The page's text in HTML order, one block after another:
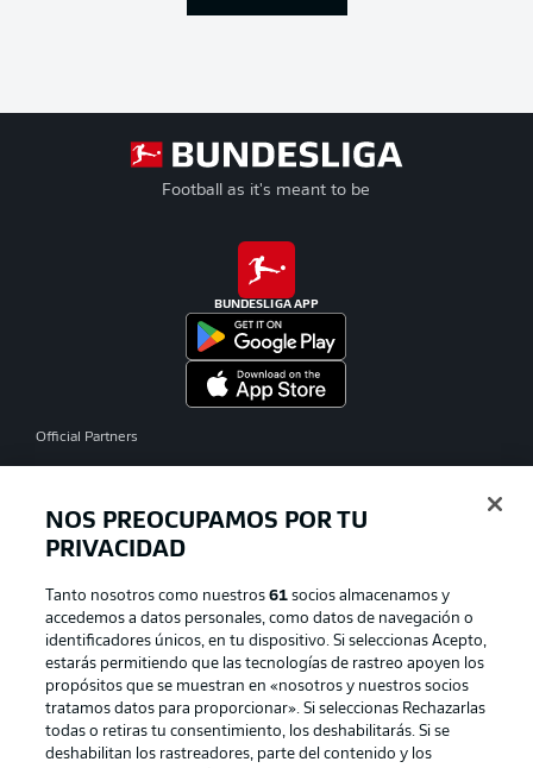
Football as it's meant to be
BUNDESLIGA APP
Official Partners
Publicidad Aviso legal
Gestionar las preferencias Declaracion de privacidad
NOS PREOCUPAMOS POR TU
PRIVACIDAD
Tanto nosotros como nuestros61 socios almacenamos y
accedemos a datos personales, como datos de navegación o
identificadores únicos, en tu dispositivo. Si seleccionas Acepto,
estarás permitiendo que las tecnologías de rastreo apoyen los
propósitos que se muestran en «nosotros y nuestros socios
tratamos datos para proporcionar». Si seleccionas Rechazarlas
todas o retiras tu consentimiento, los deshabilitarás. Si se
deshabilitan los rastreadores, parte del contenido y los